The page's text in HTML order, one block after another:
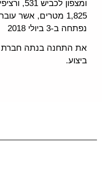
ומצפון
נפתחה ב-3 ביולי 2018
את התחנה בנתה חברת
ביצוע.